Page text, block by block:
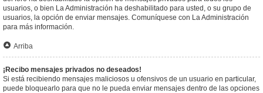
usuarios, o bien La Administración ha deshabilitado para usted, o su grupo de
usuarios, la opción de enviar mensajes. Comuníquese con La Administración
para más información.
Arriba
¡Recibo mensajes privados no deseados!
Si está recibiendo mensajes maliciosos u ofensivos de un usuario en particular,
puede bloquearlo para que no le pueda enviar mensajes dentro de las opciones